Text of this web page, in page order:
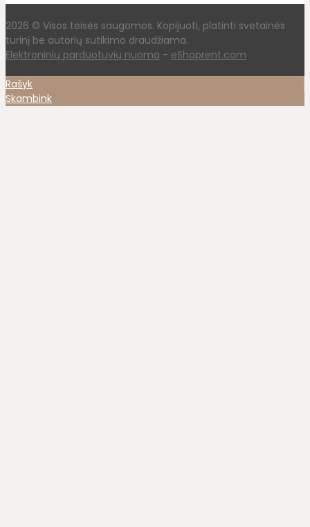
2026 © Visos teisės saugomos. Kopijuoti, platinti svetainės
turinį be autorių sutikimo draudžiama.
Elektroninių parduotuvių nuoma - eShoprent.com
Rašyk
Skambink